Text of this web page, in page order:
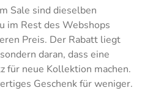
Sale sind dieselben
im Rest des Webshops
Preis. Der Rabatt liegt
daran, dass eine
für neue Kollektion machen.
Geschenk für weniger.